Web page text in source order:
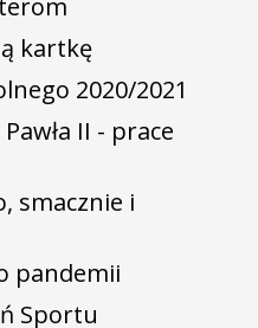
kartkę
2020/2021
II - prace
smacznie i
pandemii
Sportu